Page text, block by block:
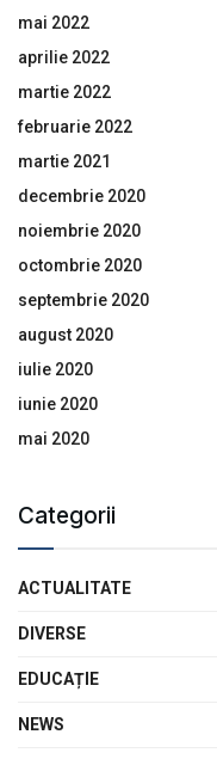
mai 2022
aprilie 2022
martie 2022
februarie 2022
martie 2021
decembrie 2020
noiembrie 2020
octombrie 2020
septembrie 2020
august 2020
iulie 2020
iunie 2020
mai 2020
Categorii
ACTUALITATE
DIVERSE
EDUCAȚIE
NEWS